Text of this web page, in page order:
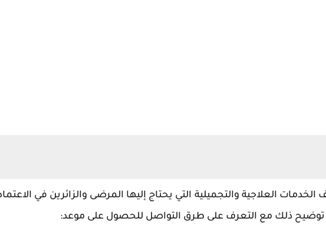
العلاجية والتجميلية التي يحتاج إليها المرضى والزائرين في
توضيح ذلك مع التعرف على طرق التواصل للحصول على موعد: